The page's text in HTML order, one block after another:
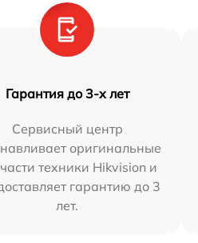
Гарантия до 3-х лет
Сервисный центр
оригинальные
техники Hikvision и
гарантию до 3
лет.